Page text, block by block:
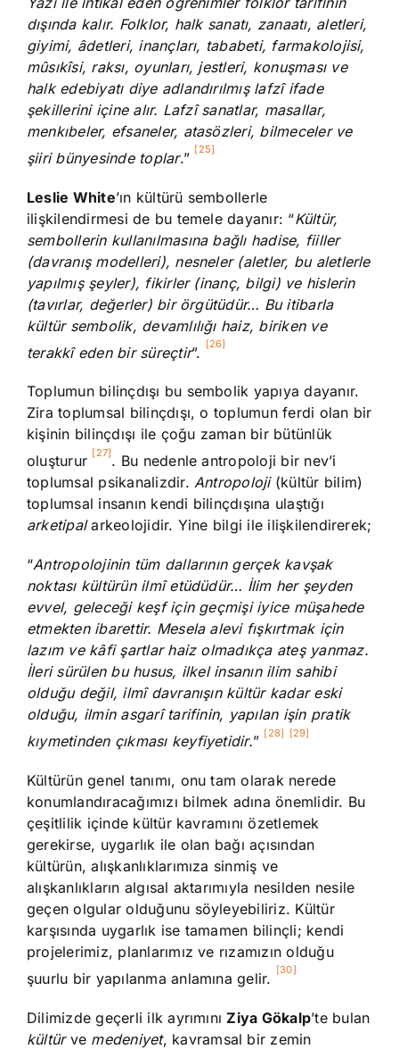
dışında kalır. Folklor, halk sanatı, zanaatı, aletleri,
giyimi, âdetleri, inançları, tababeti, farmakolojisi,
mûsıkîsi, raksı, oyunları, jestleri, konuşması ve
halk edebiyatı diye adlandırılmış lafzî ifade
şekillerini içine alır. Lafzî sanatlar, masallar,
menkıbeler, efsaneler, atasözleri, bilmeceler ve
şiiri bünyesinde toplar.” [25]
Leslie White’ın kültürü sembollerle
ilişkilendirmesi de bu temele dayanır: “Kültür,
sembollerin kullanılmasına bağlı hadise, fiiller
(davranış modelleri), nesneler (aletler, bu aletlerle
yapılmış şeyler), fikirler (inanç, bilgi) ve hislerin
(tavırlar, değerler) bir örgütüdür… Bu itibarla
kültür sembolik, devamlılığı haiz, biriken ve
terakkî eden bir süreçtir”. [26]
Toplumun bilinçdışı bu sembolik yapıya dayanır.
Zira toplumsal bilinçdışı, o toplumun ferdi olan bir
kişinin bilinçdışı ile çoğu zaman bir bütünlük
oluşturur [27]. Bu nedenle antropoloji bir nev’i
toplumsal psikanalizdir.Antropoloji(kültür bilim)
toplumsal insanın kendi bilinçdışına ulaştığı
arketipalarkeolojidir. Yine bilgi ile ilişkilendirerek;
“Antropolojinin tüm dallarının gerçek kavşak
noktası kültürün ilmî etüdüdür… İlim her şeyden
evvel, geleceği keşf için geçmişi iyice müşahede
etmekten ibarettir. Mesela alevi fışkırtmak için
lazım ve kâfi şartlar haiz olmadıkça ateş yanmaz.
İleri sürülen bu husus, ilkel insanın ilim sahibi
olduğu değil, ilmî davranışın kültür kadar eski
olduğu, ilmin asgarî tarifinin, yapılan işin pratik
kıymetinden çıkması keyfiyetidir.” [28] [29]
Kültürün genel tanımı, onu tam olarak nerede
konumlandıracağımızı bilmek adına önemlidir. Bu
çeşitlilik içinde kültür kavramını özetlemek
gerekirse, uygarlık ile olan bağı açısından
kültürün, alışkanlıklarımıza sinmiş ve
alışkanlıkların algısal aktarımıyla nesilden nesile
geçen olgular olduğunu söyleyebiliriz. Kültür
karşısında uygarlık ise tamamen bilinçli; kendi
projelerimiz, planlarımız ve rızamızın olduğu
şuurlu bir yapılanma anlamına gelir. [30]
Dilimizde geçerli ilk ayrımınıZiya Gökalp’te bulan
kültürve medeniyet, kavramsal bir zemin